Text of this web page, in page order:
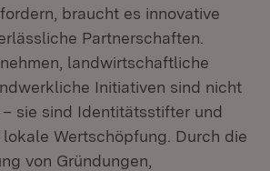
braucht es innovative
Partnerschaften.
landwirtschaftliche
Initiativen sind nicht
sie sind Identitätsstifter und
Wertschöpfung. Durch die
von Gründungen,